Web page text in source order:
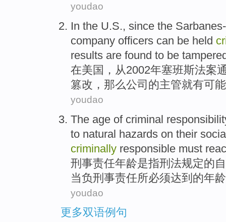
youdao
In the U.S., since the
company officers can be held
results are found to be
在美国 ， 从2002年塞班斯法案
篡改，那么公司 的主管就有可能
youdao
The age of criminal
to natural hazards on their
criminally responsible must
刑事责任年龄是指刑法规定的
当负刑事责任所必须达到 的年
youdao
更多双语例句